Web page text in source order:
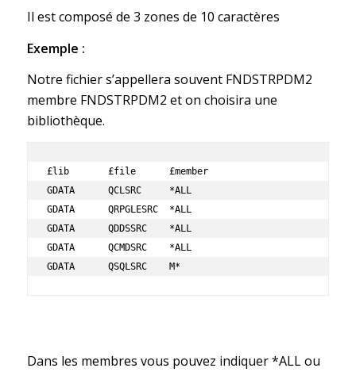
Il est composé de 3 zones de 10 caractères
Exemple :
Notre fichier s’appellera souvent FNDSTRPDM2
membre FNDSTRPDM2 et on choisira une
bibliothèque.
£lib       £file      £member
GDATA      QCLSRC     *ALL
GDATA      QRPGLESRC  *ALL
GDATA      QDDSSRC    *ALL
GDATA      QCMDSRC    *ALL
GDATA      QSQLSRC    M*
Dans les membres vous pouvez indiquer *ALL ou